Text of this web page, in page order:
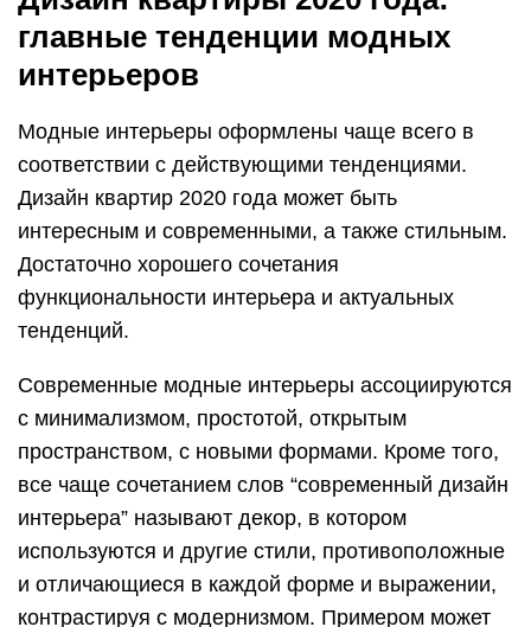
главные тенденции модных
интерьеров
Модные интерьеры оформлены чаще всего в
соответствии с действующими тенденциями.
Дизайн квартир 2020 года может быть
интересным и современными, а также стильным.
Достаточно хорошего сочетания
функциональности интерьера и актуальных
тенденций.
Современные модные интерьеры ассоциируются
с минимализмом, простотой, открытым
пространством, с новыми формами. Кроме того,
все чаще сочетанием слов “современный дизайн
интерьера” называют декор, в котором
используются и другие стили, противоположные
и отличающиеся в каждой форме и выражении,
контрастируя с модернизмом. Примером может